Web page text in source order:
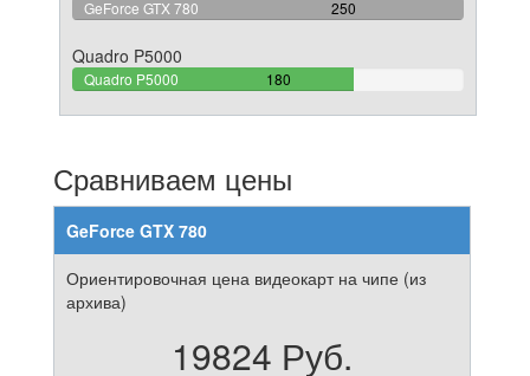
GeForce GTX 780 250
100%
Quadro P5000
Quadro P5000 180
72%
Сравниваем цены
GeForce GTX 780
Ориентировочная цена видеокарт на чипе (из
архива)
19824 Руб.